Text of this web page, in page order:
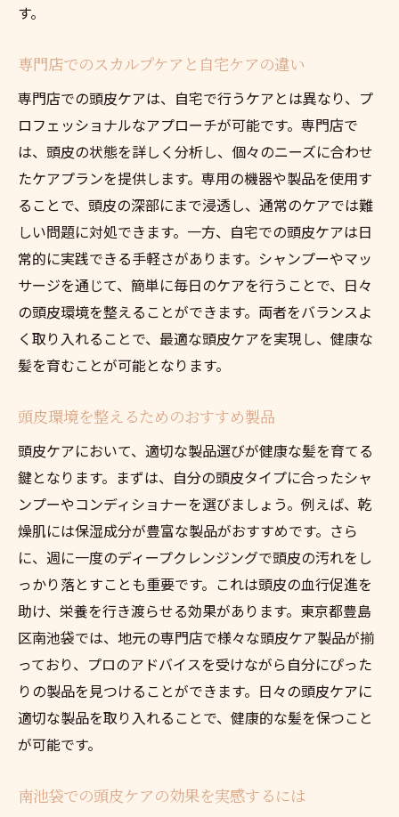
と
頭皮ケアを通じたビフォーアフターの実例
南池袋での成功体験に基づく頭皮ケアの秘
訣
あなたに合った頭皮ケアを見つけるヒント
南池袋のサロンスタッフが教えるケア方法
頭皮ケアの効果を最大化する南池袋の美容法
頭皮ケアの効果を引き出すための具体的な
方法
南池袋での美容法が頭皮ケアにもたらす影
響
南池袋のプロが教える頭皮ケアのテクニッ
ク
効果的な頭皮ケアのための美容法の選び方
南池袋の美容法で頭皮から美を育む
南池袋の頭皮ケアで理想の髪を手に入れる方法
頭皮ケアで髪質改善を実現するステップ
南池袋での頭皮ケアで理想の髪を育む秘訣
頭皮ケアで美髪を手に入れた実例とその方
法
南池袋のサロンで体験する頭皮ケアの効果
頭皮ケアを通じて理想の髪を手に入れるた
めに
バイス
す。
専門店でのスカルプケアと自宅ケアの違い
専門店での頭皮ケアは、自宅で行うケアとは異なり、プ
ロフェッショナルなアプローチが可能です。専門店で
は、頭皮の状態を詳しく分析し、個々のニーズに合わせ
たケアプランを提供します。専用の機器や製品を使用す
ることで、頭皮の深部にまで浸透し、通常のケアでは難
しい問題に対処できます。一方、自宅での頭皮ケアは日
常的に実践できる手軽さがあります。シャンプーやマッ
サージを通じて、簡単に毎日のケアを行うことで、日々
の頭皮環境を整えることができます。両者をバランスよ
く取り入れることで、最適な頭皮ケアを実現し、健康な
髪を育むことが可能となります。
頭皮環境を整えるためのおすすめ製品
頭皮ケアにおいて、適切な製品選びが健康な髪を育てる
鍵となります。まずは、自分の頭皮タイプに合ったシャ
ンプーやコンディショナーを選びましょう。例えば、乾
燥肌には保湿成分が豊富な製品がおすすめです。さら
に、週に一度のディープクレンジングで頭皮の汚れをし
っかり落とすことも重要です。これは頭皮の血行促進を
助け、栄養を行き渡らせる効果があります。東京都豊島
区南池袋では、地元の専門店で様々な頭皮ケア製品が揃
っており、プロのアドバイスを受けながら自分にぴった
りの製品を見つけることができます。日々の頭皮ケアに
適切な製品を取り入れることで、健康的な髪を保つこと
が可能です。
南池袋での頭皮ケアの効果を実感するには